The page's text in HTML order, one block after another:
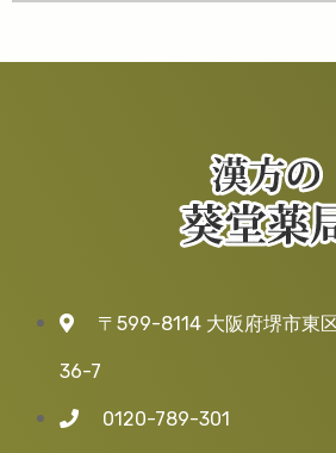
〒599-8114 大阪府堺市東
36-7
0120-789-301